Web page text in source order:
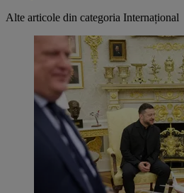
Alte articole din categoria Internațional